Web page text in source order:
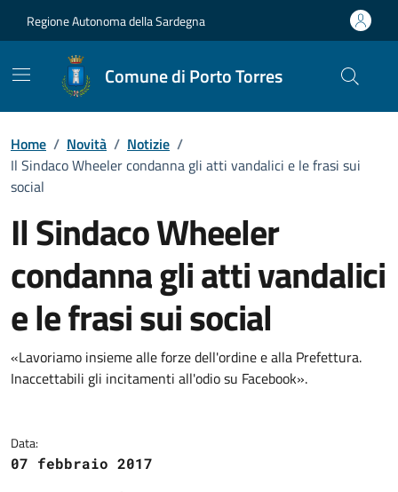
Regione Autonoma della Sardegna
Comune di Porto Torres
Home / Novità / Notizie /
Il Sindaco Wheeler condanna gli atti vandalici e le frasi sui
social
Il Sindaco Wheeler
condanna gli atti vandalici
e le frasi sui social
Dettagli della notizia
«Lavoriamo insieme alle forze dell'ordine e alla Prefettura.
Inaccettabili gli incitamenti all'odio su Facebook».
Data:
07 febbraio 2017